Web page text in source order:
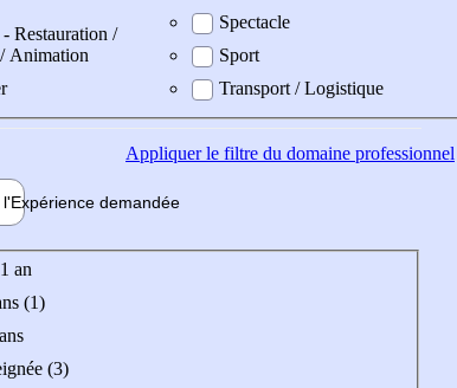
Restauration /
Animation
Spectacle
Sport
Transport / Logistique
Appliquerle filtre du domaine professionnel
Expérience demandée
an
(1)
(3)